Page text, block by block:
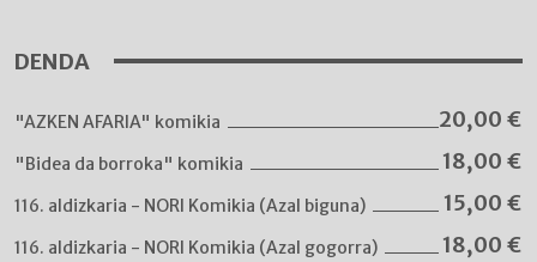
DENDA
"AZKEN AFARIA" komikia 20,00 €
"Bidea da borroka" komikia 18,00 €
116. aldizkaria - NORI Komikia (Azal biguna) 15,00 €
116. aldizkaria - NORI Komikia (Azal gogorra) 18,00 €